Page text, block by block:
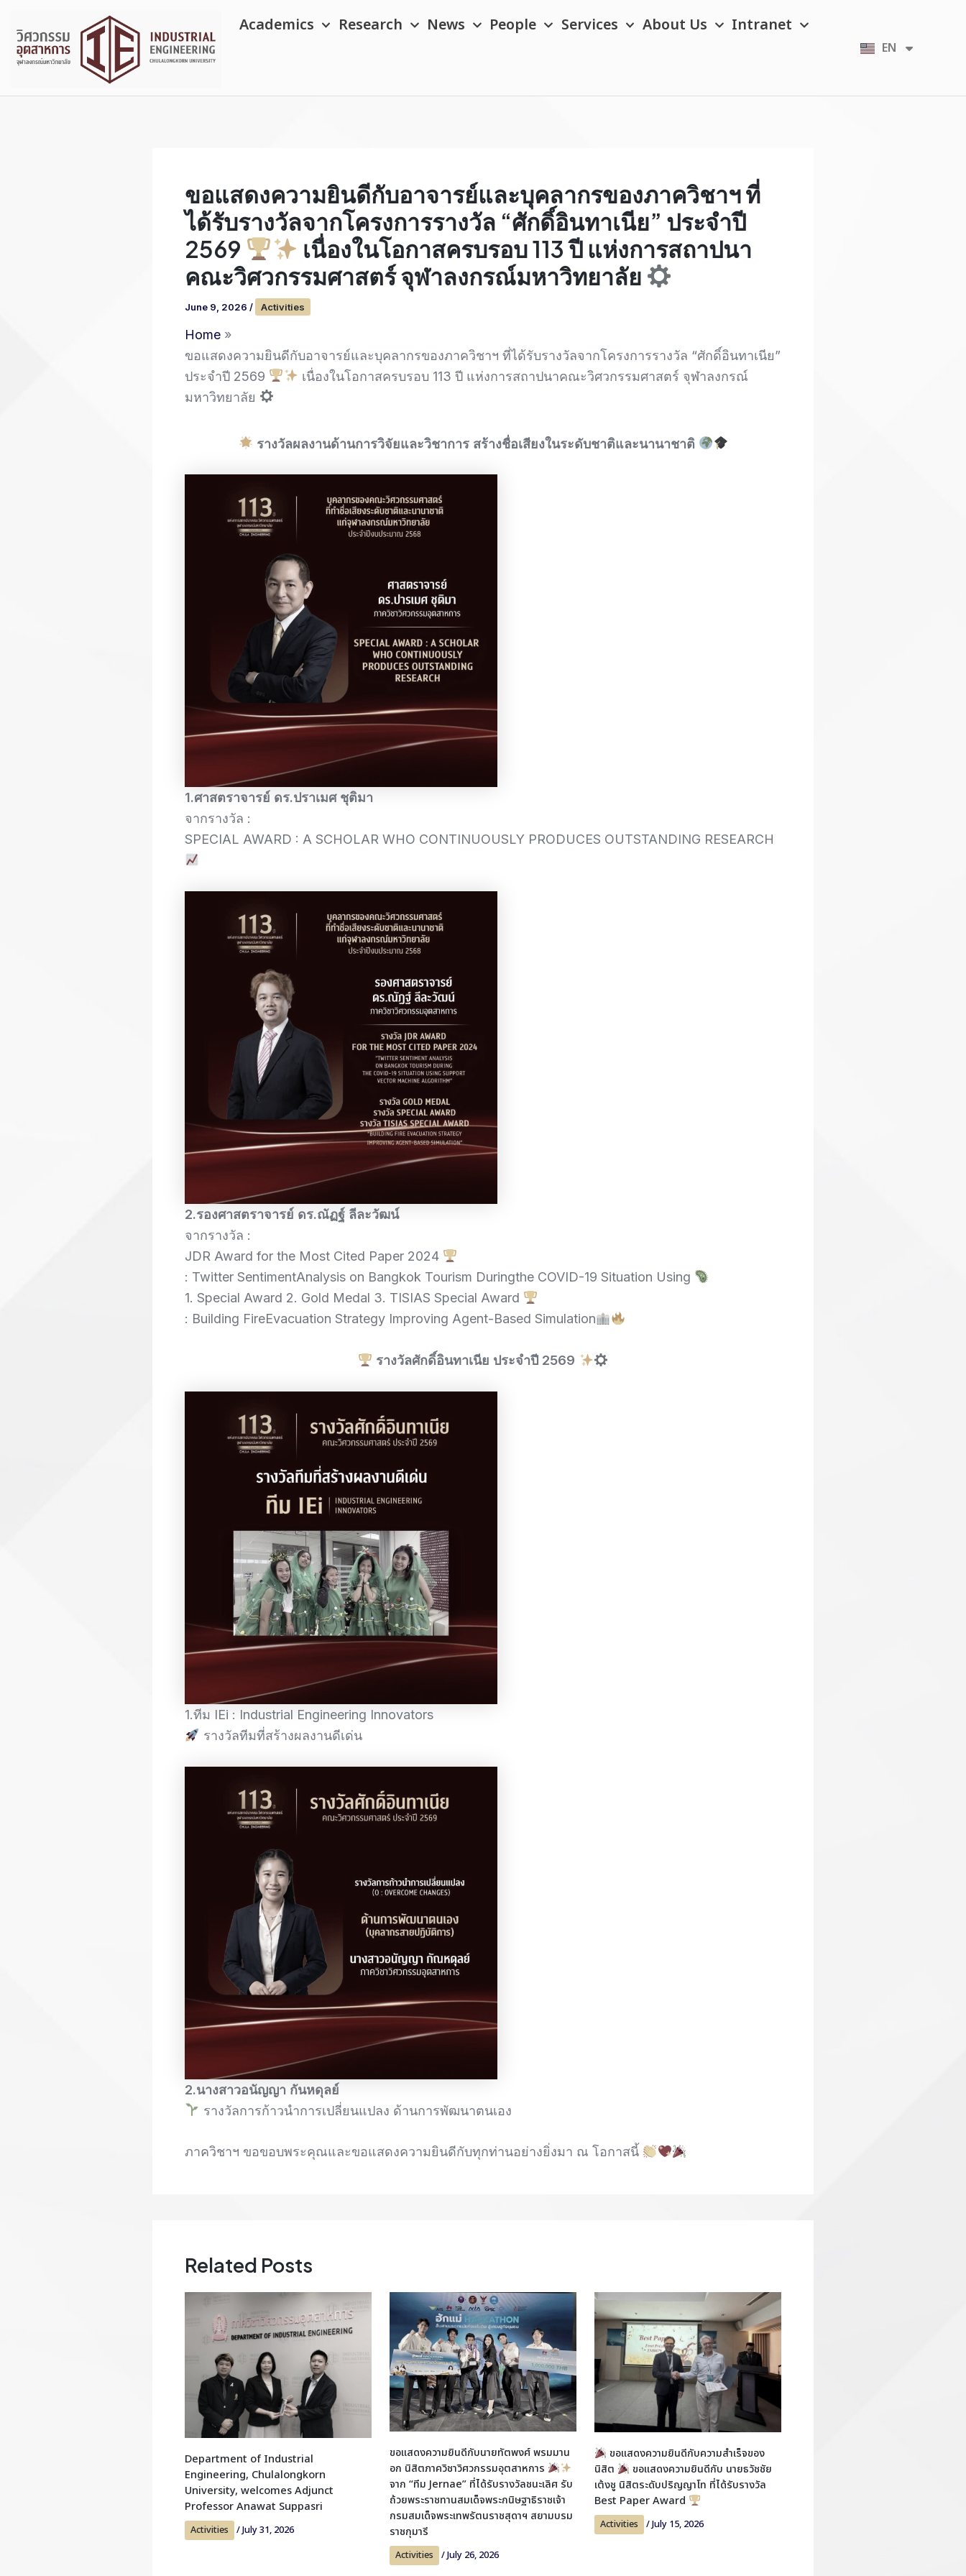
content
Academics Research News People Services About Us Intranet
EN
TH
ขอแสดงความยินดีกับอาจารย์และบุคลากรของภาควิชาฯ ที่
ได้รับรางวัลจากโครงการรางวัล “ศักดิ์อินทาเนีย” ประจำปี
2569
เนื่องในโอกาสครบรอบ 113 ปี แห่งการสถาปนา
คณะวิศวกรรมศาสตร์ จุฬาลงกรณ์มหาวิทยาลัย
June 9, 2026 / Activities
Home
ขอแสดงความยินดีกับอาจารย์และบุคลากรของภาควิชาฯ ที่ได้รับรางวัลจากโครงการรางวัล “ศักดิ์อินทาเนีย”
ประจำปี 2569
เนื่องในโอกาสครบรอบ 113 ปี แห่งการสถาปนาคณะวิศวกรรมศาสตร์ จุฬาลงกรณ์
มหาวิทยาลัย
รางวัลผลงานด้านการวิจัยและวิชาการ สร้างชื่อเสียงในระดับชาติและนานาชาติ
1.ศาสตราจารย์ ดร.ปราเมศ ชุติมา
จากรางวัล :
SPECIAL AWARD : A SCHOLAR WHO CONTINUOUSLY PRODUCES OUTSTANDING RESEARCH
2.รองศาสตราจารย์ ดร.ณัฏฐ์ ลีละวัฒน์
จากรางวัล :
JDR Award for the Most Cited Paper 2024
: Twitter SentimentAnalysis on Bangkok Tourism Duringthe COVID-19 Situation Using
1. Special Award 2. Gold Medal 3. TISIAS Special Award
: Building FireEvacuation Strategy Improving Agent-Based Simulation
รางวัลศักดิ์อินทาเนีย ประจำปี 2569
1.ทีม IEi : Industrial Engineering Innovators
รางวัลทีมที่สร้างผลงานดีเด่น
2.นางสาวอนัญญา กันหดุลย์
รางวัลการก้าวนำการเปลี่ยนแปลง ด้านการพัฒนาตนเอง
ภาควิชาฯ ขอขอบพระคุณและขอแสดงความยินดีกับทุกท่านอย่างยิ่งมา ณ โอกาสนี้
Related Posts
Department of Industrial
Engineering, Chulalongkorn
University, welcomes Adjunct
Professor Anawat Suppasri
Activities /July 31, 2026
ขอแสดงความยินดีกับนายทัตพงศ์ พรมมาน
อก นิสิตภาควิชาวิศวกรรมอุตสาหการ
จาก “ทีม Jernae” ที่ได้รับรางวัลชนะเลิศ รับ
ถ้วยพระราชทานสมเด็จพระกนิษฐาธิราชเจ้า
กรมสมเด็จพระเทพรัตนราชสุดาฯ สยามบรม
ราชกุมารี
Activities /July 26, 2026
ขอแสดงความยินดีกับความสำเร็จของ
นิสิต
ขอแสดงความยินดีกับ นายธวัชชัย
เต้งชู นิสิตระดับปริญญาโท ที่ได้รับรางวัล
Best Paper Award
Activities /July 15, 2026